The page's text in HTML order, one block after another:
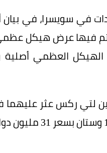
في سويسرا، في
فيها عرض هيكل
العظمي أصلية
لتي ركس عثر